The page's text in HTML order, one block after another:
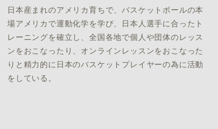
日本産まれのアメリカ育ちで、バスケットボールの本
場アメリカで運動化学を学び、日本人選手に合ったト
レーニングを確立し、全国各地で個人や団体のレッス
ンをおこなったり、オンラインレッスンをおこなった
りと精力的に日本のバスケットプレイヤーの為に活動
をしている。